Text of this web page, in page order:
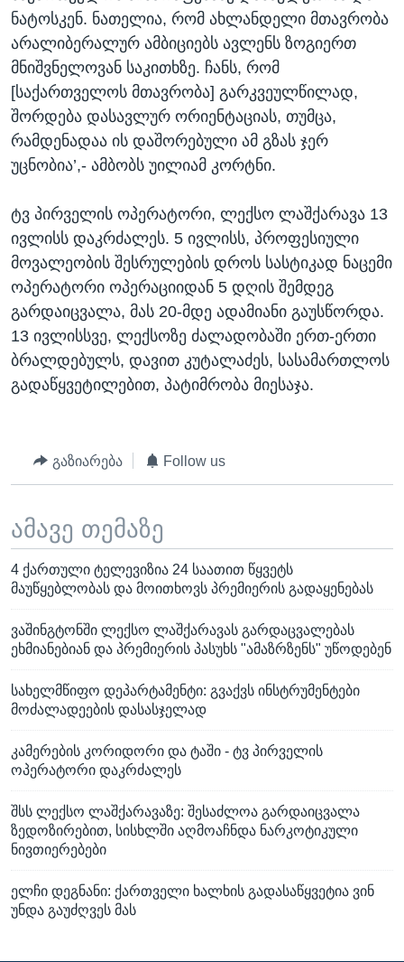
ნატოსკენ. ნათელია, რომ ახლანდელი მთავრობა
არალიბერალურ ამბიციებს ავლენს ზოგიერთ
მნიშვნელოვან საკითხზე. ჩანს, რომ
[საქართველოს მთავრობა] გარკვეულწილად,
შორდება დასავლურ ორიენტაციას, თუმცა,
რამდენადაა ის დაშორებული ამ გზას ჯერ
უცნობია’,- ამბობს უილიამ კორტნი.
ტვ პირველის ოპერატორი, ლექსო ლაშქარავა 13
ივლისს დაკრძალეს. 5 ივლისს, პროფესიული
მოვალეობის შესრულების დროს სასტიკად ნაცემი
ოპერატორი ოპერაციიდან 5 დღის შემდეგ
გარდაიცვალა, მას 20-მდე ადამიანი გაუსწორდა.
13 ივლისსვე, ლექსოზე ძალადობაში ერთ-ერთი
ბრალდებულს, დავით კუტალაძეს, სასამართლოს
გადაწყვეტილებით, პატიმრობა მიესაჯა.
გაზიარება Follow us
ამავე თემაზე
4 ქართული ტელევიზია 24 საათით წყვეტს
მაუწყებლობას და მოითხოვს პრემიერის გადაყენებას
ვაშინგტონში ლექსო ლაშქარავას გარდაცვალებას
ეხმიანებიან და პრემიერის პასუხს "ამაზრზენს" უწოდებენ
სახელმწიფო დეპარტამენტი: გვაქვს ინსტრუმენტები
მოძალადეების დასასჯელად
კამერების კორიდორი და ტაში - ტვ პირველის
ოპერატორი დაკრძალეს
შსს ლექსო ლაშქარავაზე: შესაძლოა გარდაიცვალა
ზედოზირებით, სისხლში აღმოაჩნდა ნარკოტიკული
ნივთიერებები
ელჩი დეგნანი: ქართველი ხალხის გადასაწყვეტია ვინ
უნდა გაუძღვეს მას